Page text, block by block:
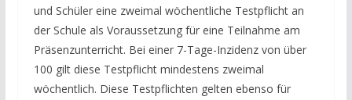
und Schüler eine zweimal wöchentliche Testpflicht an
der Schule als Voraussetzung für eine Teilnahme am
Präsenzunterricht. Bei einer 7-Tage-Inzidenz von über
100 gilt diese Testpflicht mindestens zweimal
wöchentlich. Diese Testpflichten gelten ebenso für